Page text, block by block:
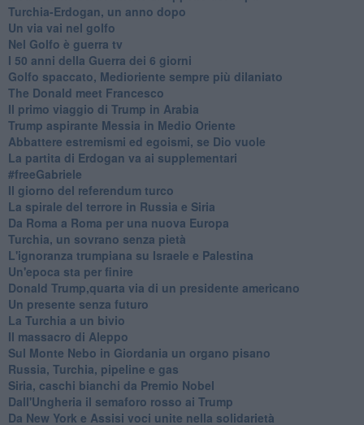
Turchia-Erdogan, un anno dopo
Un via vai nel golfo
Nel Golfo è guerra tv
I 50 anni della Guerra dei 6 giorni
Golfo spaccato, Medioriente sempre più dilaniato
The Donald meet Francesco
Il primo viaggio di Trump in Arabia
Trump aspirante Messia in Medio Oriente
Abbattere estremismi ed egoismi, se Dio vuole
La partita di Erdogan va ai supplementari
#freeGabriele
Il giorno del referendum turco
La spirale del terrore in Russia e Siria
Da Roma a Roma per una nuova Europa
Turchia, un sovrano senza pietà
L'ignoranza trumpiana su Israele e Palestina
Un'epoca sta per finire
Donald Trump,quarta via di un presidente americano
Un presente senza futuro
La Turchia a un bivio
Il massacro di Aleppo
Sul Monte Nebo in Giordania un organo pisano
Russia, Turchia, pipeline e gas
Siria, caschi bianchi da Premio Nobel
Dall'Ungheria il semaforo rosso ai Trump
Da New York e Assisi voci unite nella solidarietà